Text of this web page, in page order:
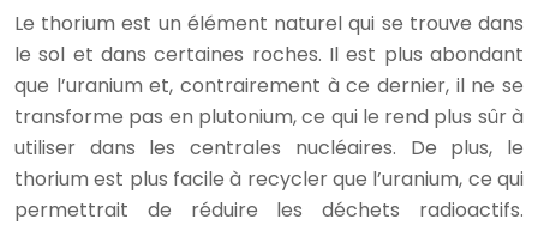
Le thorium est un élément naturel qui se trouve dans
le sol et dans certaines roches. Il est plus abondant
que l’uranium et, contrairement à ce dernier, il ne se
transforme pas en plutonium, ce qui le rend plus sûr à
utiliser dans les centrales nucléaires. De plus, le
thorium est plus facile à recycler que l’uranium, ce qui
permettrait de réduire les déchets radioactifs.